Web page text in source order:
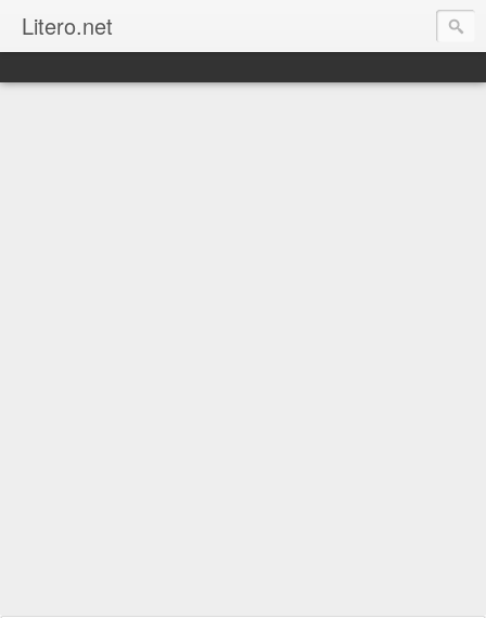
Litero.net